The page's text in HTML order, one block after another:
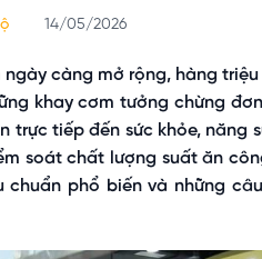
14/05/2026
càng mở rộng, hàng
khay cơm tưởng chừng
trực tiếp đến sức khỏe, năng
soát chất lượng suất ăn
phổ biến và những